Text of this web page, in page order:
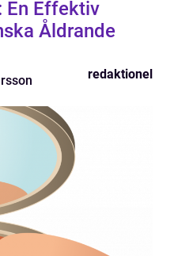
En Effektiv
Åldrande
redaktionel